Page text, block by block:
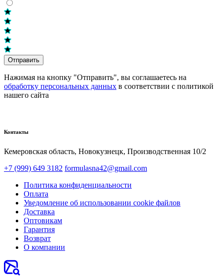
Отправить
Нажимая на кнопку "Отправить", вы соглашаетесь на
обработку персональных данных в соответствии с политикой
нашего сайта
Контакты
Кемеровская область, Новокузнецк,​ Производственная 10/2
+7 (999) 649 3182 formulasna42@gmail.com
Политика конфиденциальности
Оплата
Уведомление об использовании cookie файлов
Доставка
Оптовикам
Гарантия
Возврат
О компании